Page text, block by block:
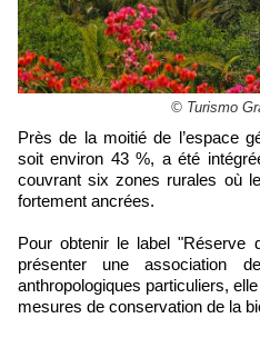
© Turismo
Près de la moitié de l’espace géographique de Gran Canaria,
soit environ 43 %, a été
couvrant six zones rurales où
fortement ancrées.
Pour obtenir le label "Réserve
présenter une association
anthropologiques particuliers,
mesures de conservation de la